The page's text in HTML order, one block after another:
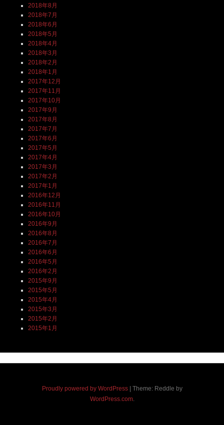
2018年8月
2018年7月
2018年6月
2018年5月
2018年4月
2018年3月
2018年2月
2018年1月
2017年12月
2017年11月
2017年10月
2017年9月
2017年8月
2017年7月
2017年6月
2017年5月
2017年4月
2017年3月
2017年2月
2017年1月
2016年12月
2016年11月
2016年10月
2016年9月
2016年8月
2016年7月
2016年6月
2016年5月
2016年2月
2015年9月
2015年5月
2015年4月
2015年3月
2015年2月
2015年1月
Proudly powered by WordPress
Theme: Reddle by
WordPress.com.